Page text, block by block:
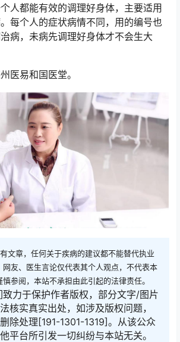
人都能有效的调理好身体，主要适用
每个人的症状病情不同，用的编号也
病，未病先调理好身体才不会生大
医易和国医堂。
文章，任何关于疾病的建议都不能替代执业
网友、医生言论仅代表其个人观点，不代表本
参阅，本站不承担由此引起的法律责任。
致力于保护作者版权，部分文字/图片
核实真实出处，如涉及版权问题，
除处理[191-1301-1319]。从该公众
平台所引发一切纠纷与本站无关。